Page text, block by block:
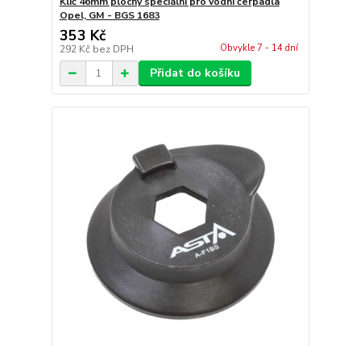
Opel, GM - BGS 1683
353 Kč
292 Kč bez DPH Obvykle 7 - 14 dní
Přidat do košíku